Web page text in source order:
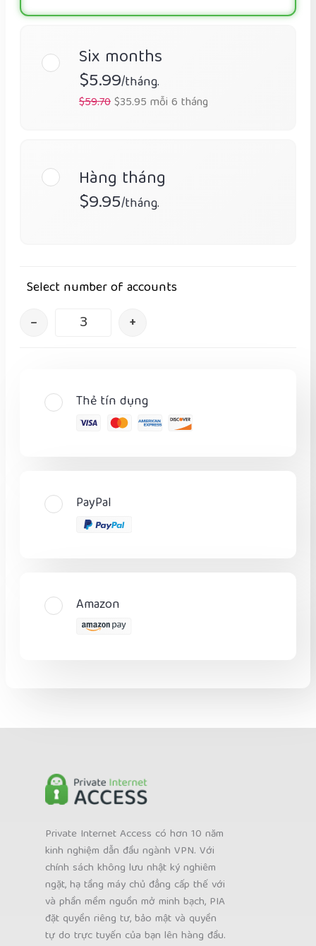
Six months
$5.99/tháng.
$59.70$35.95 mỗi 6 tháng
Hàng tháng
$9.95/tháng.
Select number of accounts
– +
Thẻ tín dụng
PayPal
Amazon
Private Internet Access có hơn 10 năm
kinh nghiệm dẫn đầu ngành VPN. Với
chính sách không lưu nhật ký nghiêm
ngặt, hạ tầng máy chủ đẳng cấp thế với
và phần mềm nguồn mở minh bạch, PIA
đặt quyền riêng tư, bảo mật và quyền
tự do trực tuyến của bạn lên hàng đầu.